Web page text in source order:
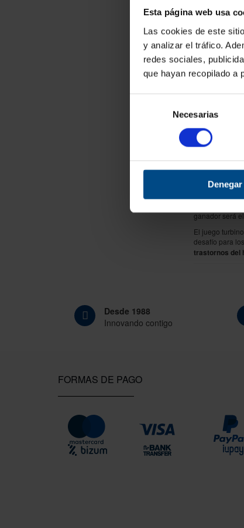
Esta página web usa
Las cookies de este
y analizar el tráfico.
redes sociales,
que hayan recopilado a
consentimiento
Necesarias
Denegar
Control
En la tienda
muy
ganador será
El juego
desafío para
trastornos del
Desde 1988
Innovando contigo
FORMAS DE PAGO